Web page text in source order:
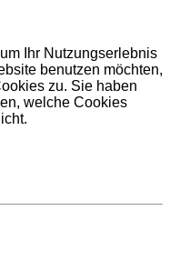
Ihr Nutzungserlebnis
benutzen möchten,
zu. Sie haben
welche Cookies